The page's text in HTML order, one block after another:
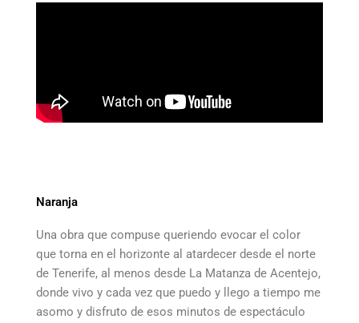
Naranja
Una obra que compuse queriendo evocar el color
que torna en el horizonte al atardecer desde el norte
de Tenerife, al menos desde La Matanza de Acentejo,
donde vivo y cada vez que puedo y llego a tiempo me
asomo y disfruto de esos minutos de espectáculo